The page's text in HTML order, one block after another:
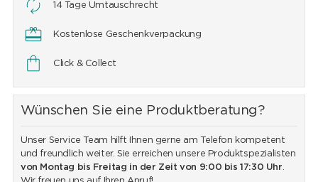
14 Tage Umtauschrecht
Kostenlose Geschenkverpackung
Click & Collect
Wünschen Sie eine Produktberatung?
Unser Service Team hilft Ihnen gerne am Telefon kompetent
und freundlich weiter. Sie erreichen unsere Produktspezialisten
von Montag bis Freitag in der Zeit von 9:00 bis 17:30 Uhr.